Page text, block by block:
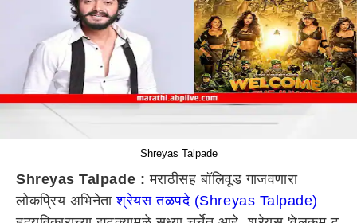
Shreyas Talpade
Shreyas Talpade : मराठीसह बॉलिवूड गाजवणारा
लोकप्रिय अभिनेताश्रेयस तळपदे (Shreyas Talpade)